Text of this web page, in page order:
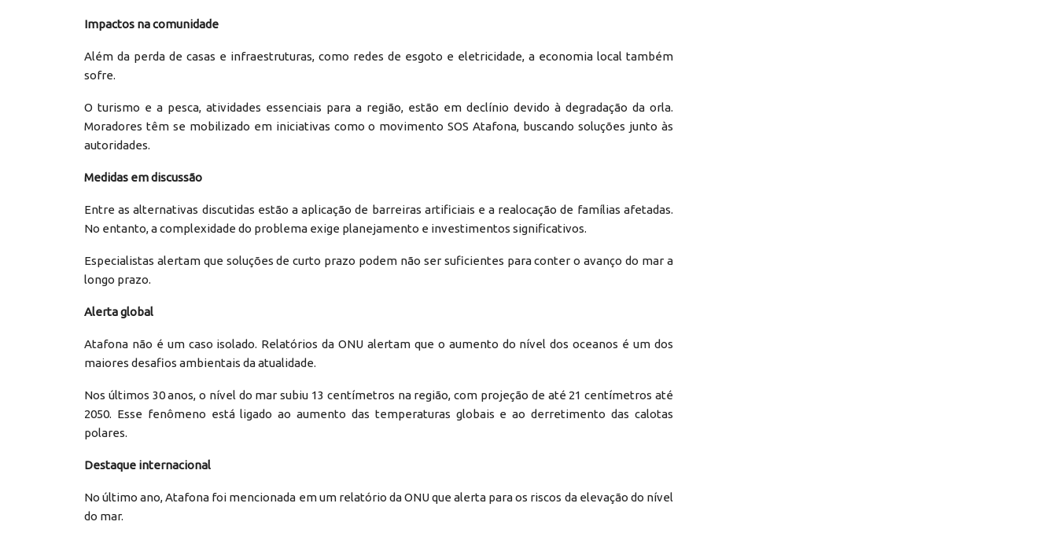
Impactos na comunidade
Além da perda de casas e infraestruturas, como redes de esgoto e eletricidade, a economia local também
sofre.
O turismo e a pesca, atividades essenciais para a região, estão em declínio devido à degradação da orla.
Moradores têm se mobilizado em iniciativas como o movimento SOS Atafona, buscando soluções junto às
autoridades.
Medidas em discussão
Entre as alternativas discutidas estão a aplicação de barreiras artificiais e a realocação de famílias afetadas.
No entanto, a complexidade do problema exige planejamento e investimentos significativos.
Especialistas alertam que soluções de curto prazo podem não ser suficientes para conter o avanço do mar a
longo prazo.
Alerta global
Atafona não é um caso isolado. Relatórios da ONU alertam que o aumento do nível dos oceanos é um dos
maiores desafios ambientais da atualidade.
Nos últimos 30 anos, o nível do mar subiu 13 centímetros na região, com projeção de até 21 centímetros até
2050. Esse fenômeno está ligado ao aumento das temperaturas globais e ao derretimento das calotas
polares.
Destaque internacional
No último ano, Atafona foi mencionada em um relatório da ONU que alerta para os riscos da elevação do nível
do mar.